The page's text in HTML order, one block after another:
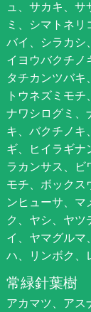
ュ、サカキ、
ミ、シマトネ
バイ、シラカシ
イヨウバクチノ
タチカンツバキ
トウネズミモ
ナワシログミ、
キ、バクチノキ
ギ、ヒイラギナ
ラカンサス、ビ
モチ、ボックス
ンヒューサ、マ
ク、ヤシ、ヤ
イ、ヤマグルマ
ハ、リンボク、
常緑針葉樹
アカマツ、アス